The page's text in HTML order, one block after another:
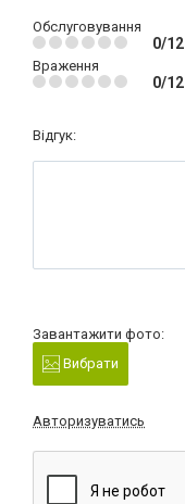
Обслуговування
0/12
Враження
0/12
Відгук:
Завантажити фото:
Вибрати
Авторизуватись